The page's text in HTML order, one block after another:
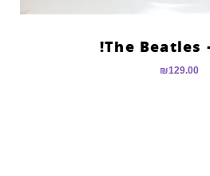
The Beatles
₪129.00